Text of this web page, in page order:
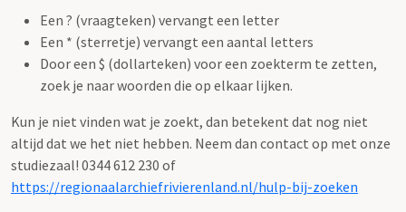
Een ? (vraagteken) vervangt een letter
Een * (sterretje) vervangt een aantal letters
Door een $ (dollarteken) voor een zoekterm te zetten,
zoek je naar woorden die op elkaar lijken.
Kun je niet vinden wat je zoekt, dan betekent dat nog niet
altijd dat we het niet hebben. Neem dan contact op met onze
studiezaal! 0344 612 230 of
https://regionaalarchiefrivierenland.nl/hulp-bij-zoeken